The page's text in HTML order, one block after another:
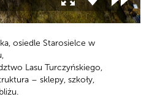
osiedle Starosielce w
Lasu Turczyńskiego,
– sklepy, szkoły,